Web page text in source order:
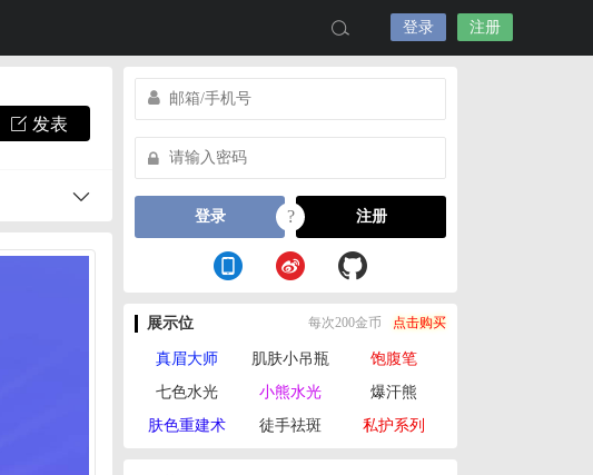
登录 注册
发表
登录 ? 注册
展示位 每次200金币 点击购买
真眉大师 肌肤小吊瓶
饱腹笔
七色水光
小熊水光
爆汗熊
肤色重建术
徒手祛斑 私护系列